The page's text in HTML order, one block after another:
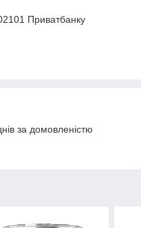
Приватбанку
за домовленістю